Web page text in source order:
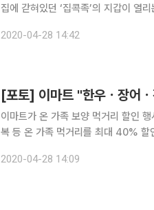
집에 갇혀있던 ‘집콕족’의 지갑이 열리는
고 28일 밝혔다. 특히 오리의 경우
2020-04-28 14:42
[포토] 이마트 "한우ㆍ장어
이마트가 온 가족 보양 먹거리 할인
복 등 온 가족 먹거리를 최대 40%
획을 통해 대한민국 산지 한우 전 품
2020-04-28 14:09